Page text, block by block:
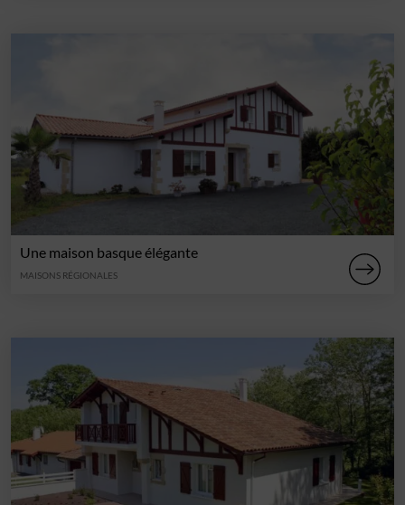
Une maison basque élégante
MAISONS RÉGIONALES